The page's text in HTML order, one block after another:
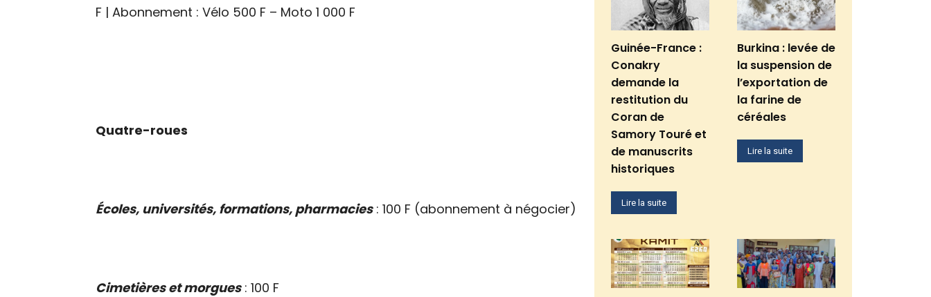
F | Abonnement : Vélo 500 F – Moto 1 000 F
Quatre-roues
Écoles, universités, formations, pharmacies: 100 F (abonnement à négocier)
Cimetières et morgues: 100 F
Guinée-France :
Conakry
demande la
restitution du
Coran de
Samory Touré et
de manuscrits
historiques
Lire la suite
Burkina : levée de
la suspension de
l’exportation de
la farine de
céréales
Lire la suite